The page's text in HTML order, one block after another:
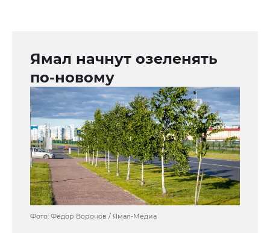
Ямал начнут озеленять
по-новому
Фото: Фёдор Воронов / Ямал-Медиа